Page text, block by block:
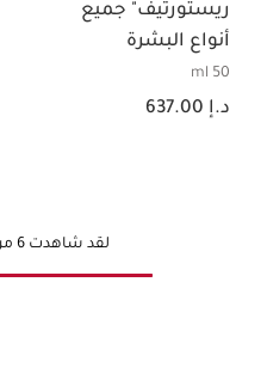
ريستورتيف" جميع
أنواع البشرة
50 ml
السعر الحالي هو د.إ 637.00
د.إ 637.00
لقد شاهدت 6 من 6 من المنتجات